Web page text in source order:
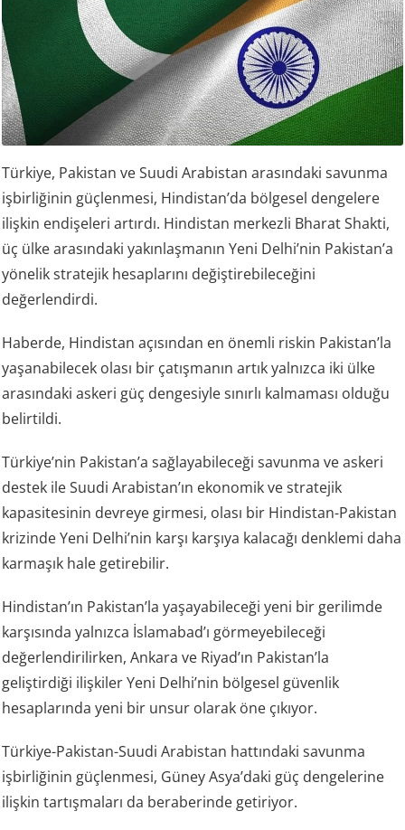
Türkiye, Pakistan ve Suudi Arabistan arasındaki savunma
işbirliğinin güçlenmesi, Hindistan’da bölgesel dengelere
ilişkin endişeleri artırdı. Hindistan merkezli Bharat Shakti,
üç ülke arasındaki yakınlaşmanın Yeni Delhi’nin Pakistan’a
yönelik stratejik hesaplarını değiştirebileceğini
değerlendirdi.
Haberde, Hindistan açısından en önemli riskin Pakistan’la
yaşanabilecek olası bir çatışmanın artık yalnızca iki ülke
arasındaki askeri güç dengesiyle sınırlı kalmaması olduğu
belirtildi.
Türkiye’nin Pakistan’a sağlayabileceği savunma ve askeri
destek ile Suudi Arabistan’ın ekonomik ve stratejik
kapasitesinin devreye girmesi, olası bir Hindistan-Pakistan
krizinde Yeni Delhi’nin karşı karşıya kalacağı denklemi daha
karmaşık hale getirebilir.
Hindistan’ın Pakistan’la yaşayabileceği yeni bir gerilimde
karşısında yalnızca İslamabad’ı görmeyebileceği
değerlendirilirken, Ankara ve Riyad’ın Pakistan’la
geliştirdiği ilişkiler Yeni Delhi’nin bölgesel güvenlik
hesaplarında yeni bir unsur olarak öne çıkıyor.
Türkiye-Pakistan-Suudi Arabistan hattındaki savunma
işbirliğinin güçlenmesi, Güney Asya’daki güç dengelerine
ilişkin tartışmaları da beraberinde getiriyor.